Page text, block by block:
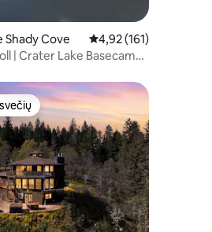
Shady Cove Vidutinis įvertinimas:
4,92 (161)
| Crater Lake Basecamp |